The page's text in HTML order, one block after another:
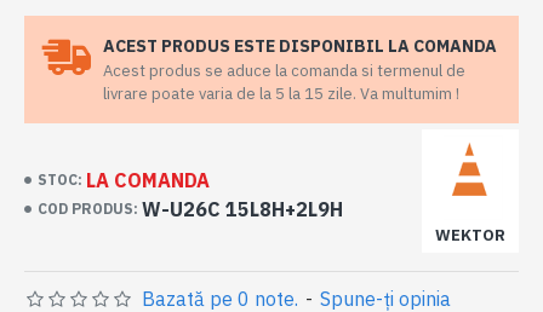
ACEST PRODUS ESTE DISPONIBIL LA COMANDA
Acest produs se aduce la comanda si termenul de
livrare poate varia de la 5 la 15 zile. Va multumim !
STOC: LA COMANDA
COD PRODUS: W-U26C 15L8H+2L9H
WEKTOR
Bazată pe 0 note. - Spune-ţi opinia